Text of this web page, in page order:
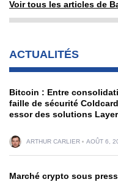
Voir tous les articles de
ACTUALITÉS
Bitcoin : Entre
faille de sécurité
essor des solutions
ARTHUR CARLIER AOÛT 6,
Marché crypto sous